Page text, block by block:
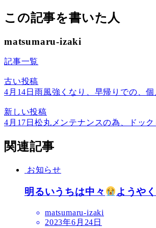
この記事を書いた人
matsumaru-izaki
記事一覧
古い投稿
4月14日雨風強くなり、早帰りでの、
新しい投稿
4月17日松丸メンテナンスの為、ドック
関連記事
お知らせ
明るいうちは中々 ようやく
matsumaru-izaki
2023年6月24日